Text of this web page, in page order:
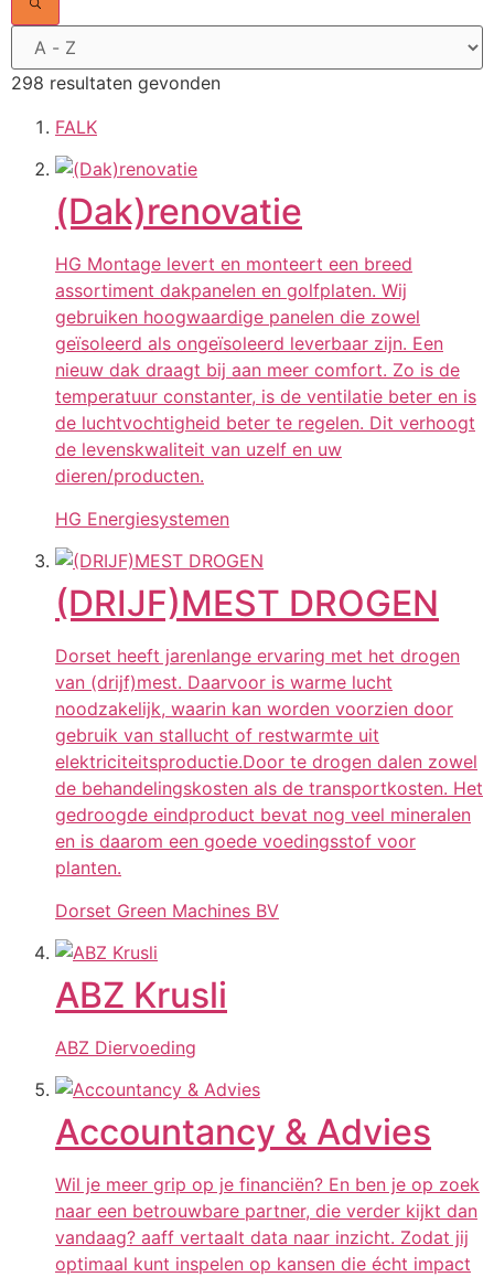
298 resultaten gevonden
FALK
(Dak)renovatie
HG Montage levert en monteert een breed
assortiment dakpanelen en golfplaten. Wij
gebruiken hoogwaardige panelen die zowel
geïsoleerd als ongeïsoleerd leverbaar zijn. Een
nieuw dak draagt bij aan meer comfort. Zo is de
temperatuur constanter, is de ventilatie beter en is
de luchtvochtigheid beter te regelen. Dit verhoogt
de levenskwaliteit van uzelf en uw
dieren/producten.
HG Energiesystemen
(DRIJF)MEST DROGEN
Dorset heeft jarenlange ervaring met het drogen
van (drijf)mest. Daarvoor is warme lucht
noodzakelijk, waarin kan worden voorzien door
gebruik van stallucht of restwarmte uit
elektriciteitsproductie.Door te drogen dalen zowel
de behandelingskosten als de transportkosten. Het
gedroogde eindproduct bevat nog veel mineralen
en is daarom een goede voedingsstof voor
planten.
Dorset Green Machines BV
ABZ Krusli
ABZ Diervoeding
Accountancy & Advies
Wil je meer grip op je financiën? En ben je op zoek
naar een betrouwbare partner, die verder kijkt dan
vandaag? aaff vertaalt data naar inzicht. Zodat jij
optimaal kunt inspelen op kansen die écht impact